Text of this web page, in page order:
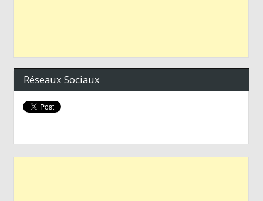
Réseaux Sociaux